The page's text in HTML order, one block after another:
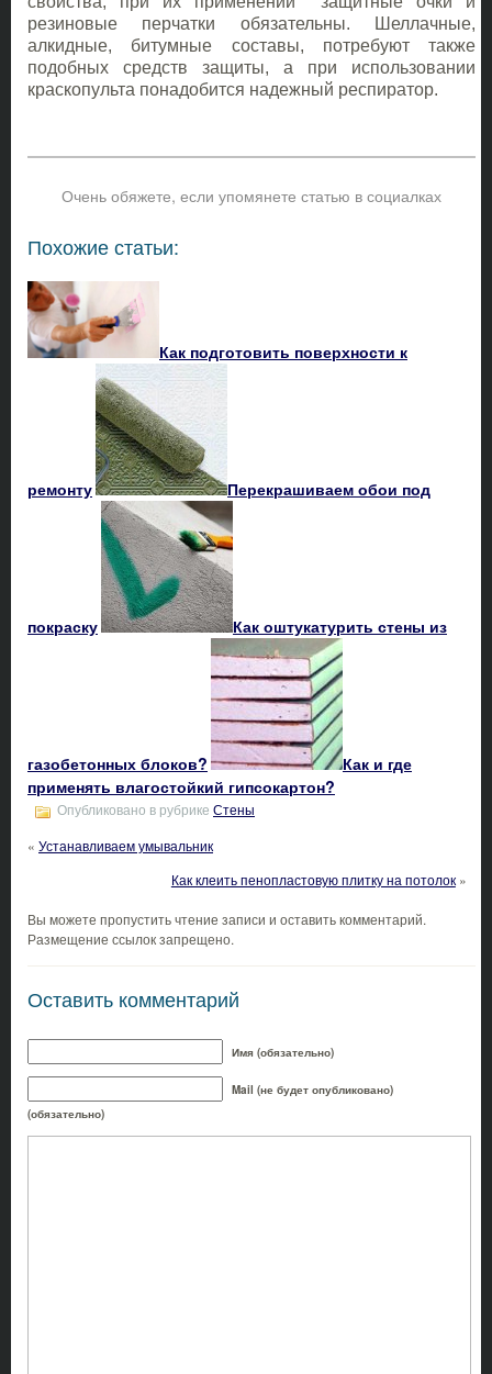
резиновые перчатки обязательны. Шеллачные,
алкидные, битумные составы, потребуют также
подобных средств защиты, а при использовании
краскопульта понадобится надежный респиратор.
Очень обяжете, если упомянете статью в социалках
Похожие статьи:
Как подготовить поверхности к
ремонту Перекрашиваем обои под
покраску Как оштукатурить стены из
газобетонных блоков?
Как и где
применять влагостойкий гипсокартон?
Опубликовано в рубрике Стены
« Устанавливаем умывальник
Как клеить пенопластовую плитку на потолок»
Вы можете пропустить чтение записи и оставить комментарий.
Размещение ссылок запрещено.
Оставить комментарий
Имя (обязательно)
Mail (не будет опубликовано)
(обязательно)